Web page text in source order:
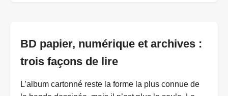
BD papier, numérique et archives :
trois façons de lire
L’album cartonné reste la forme la plus connue de